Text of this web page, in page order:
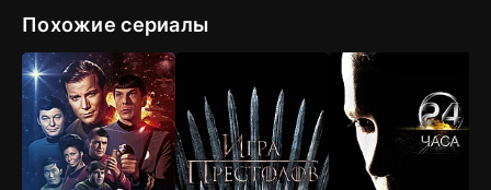
Похожие сериалы